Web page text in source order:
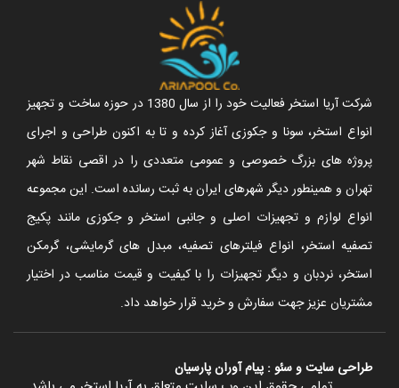
شرکت آریا استخر فعالیت خود را از سال 1380 در حوزه ساخت و تجهیز
انواع استخر، سونا و جکوزی آغاز کرده و تا به اکنون طراحی و اجرای
پروژه های بزرگ خصوصی و عمومی متعددی را در اقصی نقاط شهر
تهران و همینطور دیگر شهرهای ایران به ثبت رسانده است. این مجموعه
انواع لوازم و تجهیزات اصلی و جانبی استخر و جکوزی مانند پکیج
تصفیه استخر، انواع فیلترهای تصفیه، مبدل های گرمایشی، گرمکن
استخر، نردبان و دیگر تجهیزات را با کیفیت و قیمت مناسب در اختیار
مشتریان عزیز جهت سفارش و خرید قرار خواهد داد.
طراحی سایتوسئو : پیام آوران پارسیان